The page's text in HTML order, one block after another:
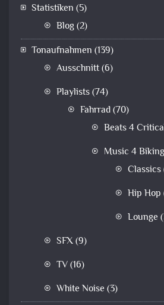
Statistiken (5)
Blog(2)
Tonaufnahmen (139)
Ausschnitt(6)
Playlists(74)
Fahrrad(70)
Beats 4
Music 4 Biking
Classics
Hip Hop
Lounge
SFX(9)
TV(16)
White Noise (3)